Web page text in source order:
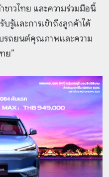
าวไทย และความร่วมมือนี้
รู้และการเข้าถึงลูกค้าได้
รถยนต์คุณภาพและความ
ย”